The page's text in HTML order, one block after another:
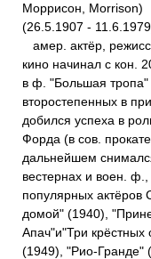
Моррисон, Morrison)
(26.5.1907 -
амер. актёр,
кино начинал с кон.
в ф. "Большая тропа"
второстепенных в
добился успеха в
Форда (в сов.
дальнейшем
вестернах и воен.
популярных
домой" (1940),
Апач"и"Три
(1949), "Рио-Гранде"